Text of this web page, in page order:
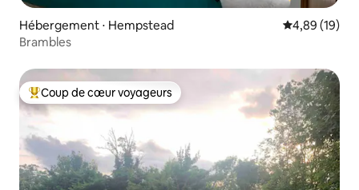
Hébergement ⋅ Hempstead Évaluation
4,89 (19)
Brambles
Coups de cœur voyageurs les plus appréciés
Coup de cœur voyageurs